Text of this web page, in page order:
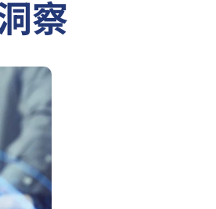
察